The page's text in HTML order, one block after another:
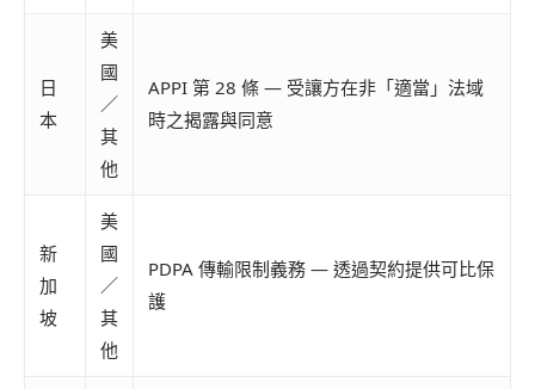
日
本
美
國
／
其
他
APPI 第 28 條 — 受讓方在非「適當」法域
時之揭露與同意
新
加
坡
美
國
／
其
他
PDPA 傳輸限制義務 — 透過契約提供可比保
護